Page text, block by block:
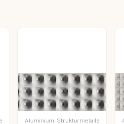
Aluminium, Strukturmetalle